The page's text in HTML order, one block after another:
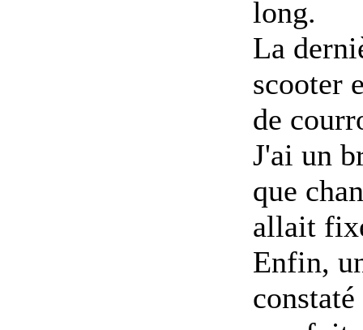
long.
La
scooter
de
J'ai un
que
allait
Enfin,